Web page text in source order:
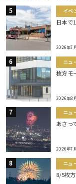
イベ
日本で
2026年7
ニュ
枚方モ
2026年8
ニュ
あさっ
2026年7
ニュ
8/5枚